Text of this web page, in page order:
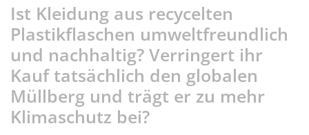
Ist Kleidung aus recycelten
Plastikflaschen umweltfreundlich
und nachhaltig? Verringert ihr
Kauf tatsächlich den globalen
Müllberg und trägt er zu mehr
Klimaschutz bei?